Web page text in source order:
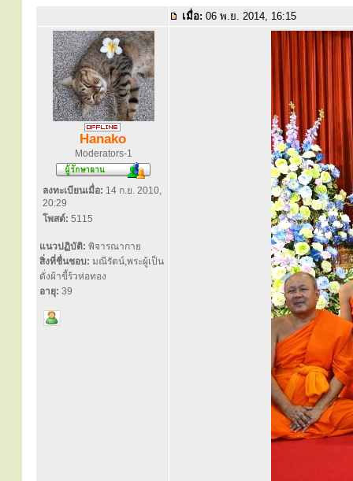
เมื่อ: 06 พ.ย. 2014, 16:15
Hanako
Moderators-1
ลงทะเบียนเมื่อ: 14 ก.ย. 2010,
20:29
โพสต์: 5115
แนวปฏิบัติ: พิจารณากาย
สิ่งที่ชื่นชอบ: มณีรัตน์,พระผู้เป็น
ดั่งผ้าขี้ร้วห่อทอง
อายุ: 39